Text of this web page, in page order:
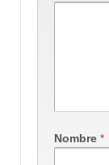
Nombre *